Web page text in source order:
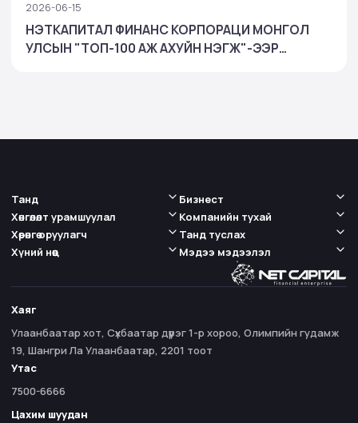
2026-06-15
НЭТКАПИТАЛ ФИНАНС КОРПОРАЦИ МОНГОЛ
УЛСЫН "ТОП-100 АЖ АХУЙН НЭГЖ"-ЭЭР
Танд
Хөнгөлөлт урамшуулал
Бизнест
Компанийн тухай
Хөрөнгө оруулагч
Хүний нөөц
Танд туслах
Мэдээ мэдээлэл
Хаяг
Улаанбаатар хот, Сүхбаатар дүүрэг 1-р хороо, Олимпийн гудамж
19, Шангри Ла Улаанбаатар, 2201 тоот
Утас
7500-6666
Цахим шуудан